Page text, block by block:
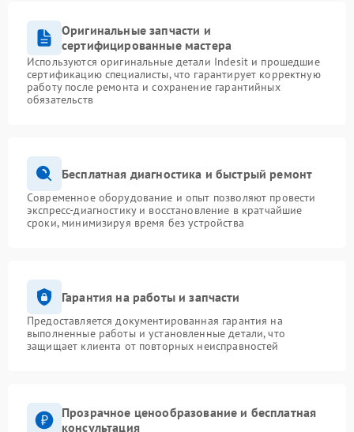
Оригинальные запчасти и
сертифицированные мастера
Используются оригинальные детали Indesit и прошедшие
сертификацию специалисты, что гарантирует корректную
работу после ремонта и сохранение гарантийных
обязательств
Бесплатная диагностика и быстрый ремонт
Современное оборудование и опыт позволяют провести
экспресс-диагностику и восстановление в кратчайшие
сроки, минимизируя время без устройства
Гарантия на работы и запчасти
Предоставляется документированная гарантия на
выполненные работы и установленные детали, что
защищает клиента от повторных неисправностей
Прозрачное ценообразование и бесплатная
консультация